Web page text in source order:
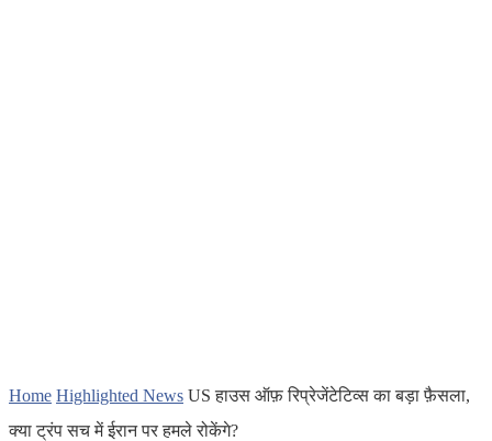
Home Highlighted News US हाउस ऑफ़ रिप्रेजेंटेटिव्स का बड़ा फ़ैसला,
क्या ट्रंप सच में ईरान पर हमले रोकेंगे?